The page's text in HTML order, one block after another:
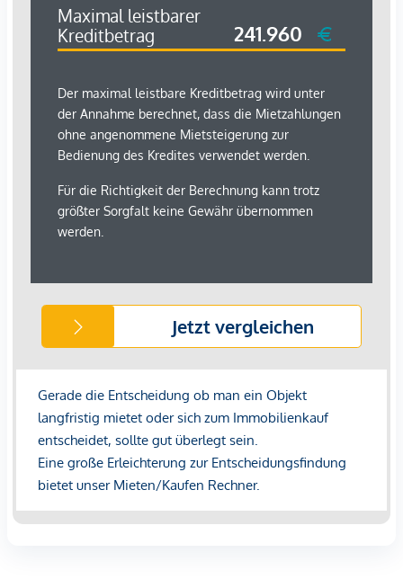
benötigt.
Wir weisen darauf hin, dass zwischen dem Vermittler und
wirtschaftliches Naheverhältnis besteht.
*Der Vertrag kommt nicht mit der INFINA Credit Broker
GmbH zustande. Das Objekt wird von einem externen
Immobilienunternehmen angeboten. Allfällige aus dem
Vertragsabschluss resultierende Rechte sind ausschließlich
unverbindliche Vorabinformationen sind und daher ohne
Gewähr erfolgen. Der Immobilienmakler erklärt, dass er –
den Vermieter tätig ist.